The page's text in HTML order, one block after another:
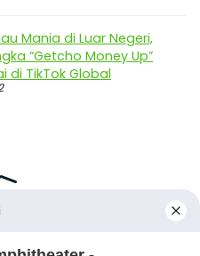
Mania di Luar Negeri,
“Getcho Money Up”
di TikTok Global